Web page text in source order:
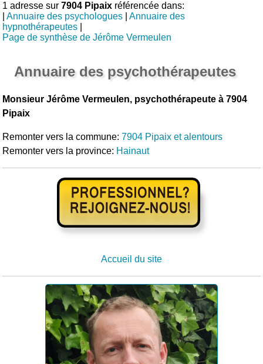
1 adresse sur7904 Pipaix référencée dans:
|Annuaire des psychologues |Annuaire des
hypnothérapeutes
Page de synthèse de Jérôme Vermeulen
Annuaire des psychothérapeutes
Monsieur Jérôme Vermeulen, psychothérapeute à 7904
Pipaix
Remonter vers la commune:7904 Pipaix et alentours
Remonter vers la province: Hainaut
Accueil du site